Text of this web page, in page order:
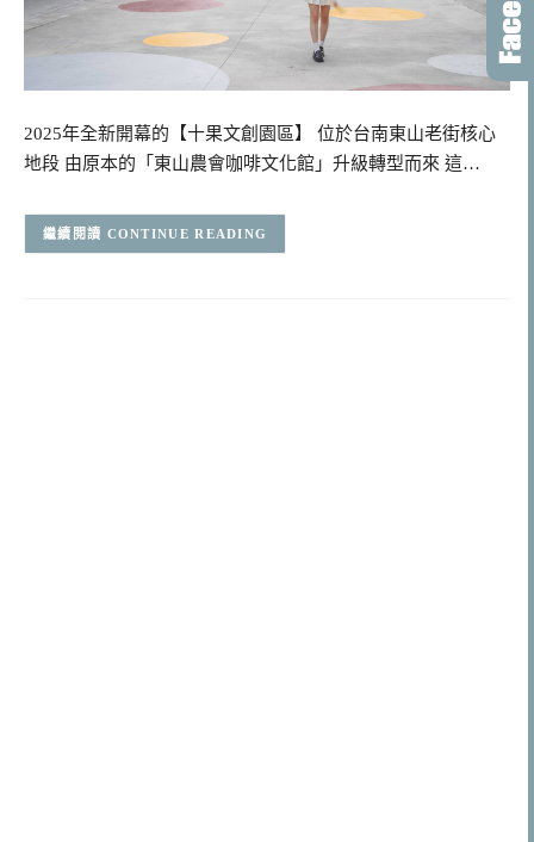
2025年全新開幕的【十果文創園區】 位於台南東山老街核心
地段 由原本的「東山農會咖啡文化館」升級轉型而來 這…
CONTINUE READING